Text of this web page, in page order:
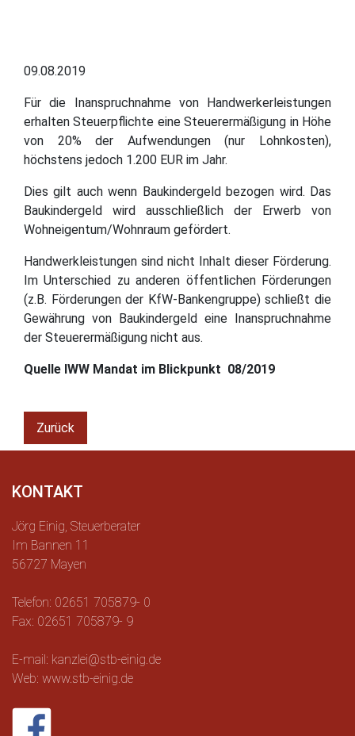
09.08.2019
Für die Inanspruchnahme von Handwerkerleistungen
erhalten Steuerpflichte eine Steuerermäßigung in Höhe
von 20% der Aufwendungen (nur Lohnkosten),
höchstens jedoch 1.200 EUR im Jahr.
Dies gilt auch wenn Baukindergeld bezogen wird. Das
Baukindergeld wird ausschließlich der Erwerb von
Wohneigentum/Wohnraum gefördert.
Handwerkleistungen sind nicht Inhalt dieser Förderung.
Im Unterschied zu anderen öffentlichen Förderungen
(z.B. Förderungen der KfW-Bankengruppe) schließt die
Gewährung von Baukindergeld eine Inanspruchnahme
der Steuerermäßigung nicht aus.
Quelle IWW Mandat im Blickpunkt 08/2019
Zurück
KONTAKT
Jörg Einig, Steuerberater
Im Bannen 11
56727 Mayen
Telefon: 02651 705879- 0
Fax: 02651 705879- 9
E-mail: kanzlei@stb-einig.de
Web: www.stb-einig.de